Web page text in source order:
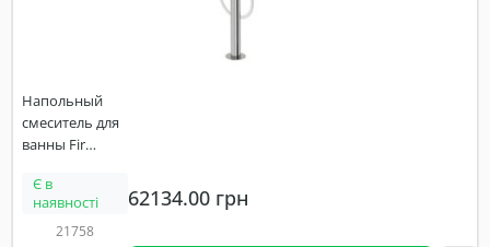
Напольный
смеситель для
ванны Fir
93
(93.3300.8.10.00)
Є в
наявності
21758
62134.00 грн